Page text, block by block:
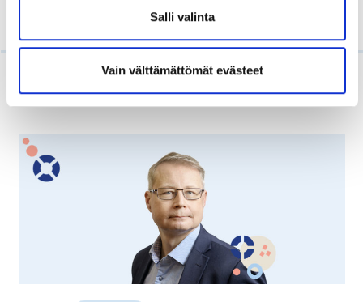
Salli valinta
Vain välttämättömät evästeet
Lue myös